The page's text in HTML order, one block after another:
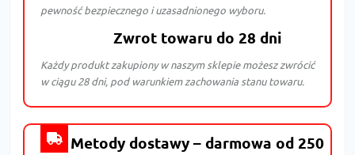
pewność bezpiecznego i uzasadnionego wyboru.
Zwrot towaru do 28 dni
Każdy produkt zakupiony w naszym sklepie możesz zwrócić
w ciągu 28 dni, pod warunkiem zachowania stanu towaru.
Metody dostawy – darmowa od 250